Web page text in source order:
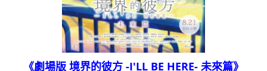
《劇場版 境界的彼方 -I'LL BE HERE- 未來篇》